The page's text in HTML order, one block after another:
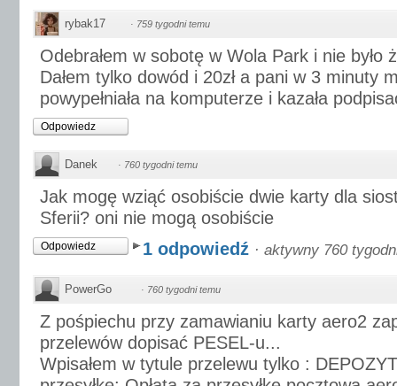
rybak17 · 759 tygodni temu
Odebrałem w sobotę w Wola Park i nie było
Dałem tylko dowód i 20zł a pani w 3 minuty
powypełniała na komputerze i kazała
Odpowiedz
Danek · 760 tygodni temu
Jak mogę wziąć osobiście dwie karty dla
Sferii? oni nie mogą osobiście
Odpowiedz 1 odpowiedź · aktywny 760
PowerGo · 760 tygodni temu
Z pośpiechu przy zamawianiu karty aero2
przelewów dopisać PESEL-u...
Wpisałem w tytule przelewu tylko :